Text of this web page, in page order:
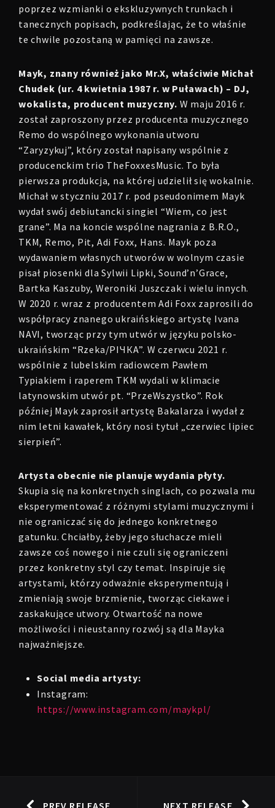
poprzez wzmianki o ekskluzywnych trunkach i
tanecznych popisach, podkreślając, że to właśnie
te chwile pozostaną w pamięci na zawsze.
Mayk, znany również jako Mr.X, właściwie Michał
Chudek (ur. 4 kwietnia 1987 r. w Puławach) – DJ,
wokalista, producent muzyczny. W maju 2016 r.
został zaproszony przez producenta muzycznego
Remo do wspólnego wykonania utworu
“Zaryzykuj”, który został napisany wspólnie z
producenckim trio TheFoxxesMusic. To była
pierwsza produkcja, na której udzielił się wokalnie.
Michał w styczniu 2017 r. pod pseudonimem Mayk
wydał swój debiutancki singiel “Wiem, co jest
grane”. Ma na koncie wspólne nagrania z B.R.O.,
TKM, Remo, Pit, Adi Foxx, Hans. Mayk poza
wydawaniem własnych utworów w wolnym czasie
pisał piosenki dla Sylwii Lipki, Sound’n’Grace,
Bartka Kaszuby, Weroniki Juszczak i wielu innych.
W 2020 r. wraz z producentem Adi Foxx zaprosili do
współpracy znanego ukraińskiego artystę Ivana
NAVI, tworząc przy tym utwór w języku polsko-
ukraińskim “Rzeka/РІЧКА”. W czerwcu 2021 r.
wspólnie z lubelskim radiowcem Pawłem
Typiakiem i raperem TKM wydali w klimacie
latynowskim utwór pt. “PrzeWszystko”. Rok
później Mayk zaprosił artystę Bakalarza i wydał z
nim letni kawałek, który nosi tytuł „czerwiec lipiec
sierpień”.
Artysta obecnie nie planuje wydania płyty.
Skupia się na konkretnych singlach, co pozwala mu
eksperymentować z różnymi stylami muzycznymi i
nie ograniczać się do jednego konkretnego
gatunku. Chciałby, żeby jego słuchacze mieli
zawsze coś nowego i nie czuli się ograniczeni
przez konkretny styl czy temat. Inspiruje się
artystami, którzy odważnie eksperymentują i
zmieniają swoje brzmienie, tworząc ciekawe i
zaskakujące utwory. Otwartość na nowe
możliwości i nieustanny rozwój są dla Mayka
najważniejsze.
Social media artysty:
Instagram:
https://www.instagram.com/maykpl/
PREV RELEASE NEXT RELEASE